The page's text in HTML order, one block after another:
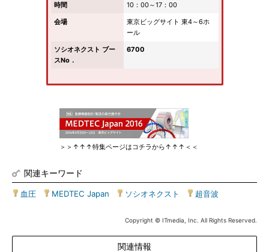
時間
10：00～17：00
会場
東京ビッグサイト 東4～6ホ
ール
ソシオネクスト ブー
スNo．
6700
＞＞↑↑↑特集ページはコチラから↑↑↑＜＜
関連キーワード
血圧 MEDTEC Japan ソシオネクスト 超音波
Copyright © ITmedia, Inc. All Rights Reserved.
関連情報